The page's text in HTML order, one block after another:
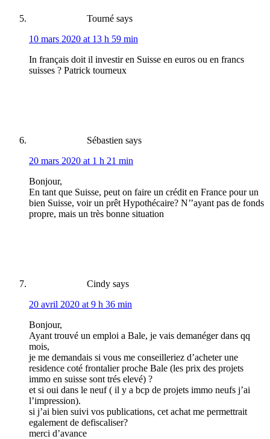
Tourné says
10 mars 2020 at 13 h 59 min
In français doit il investir en Suisse en euros ou en francs
suisses ? Patrick tourneux
Sébastien says
20 mars 2020 at 1 h 21 min
Bonjour,
En tant que Suisse, peut on faire un crédit en France pour un
bien Suisse, voir un prêt Hypothécaire? N’’ayant pas de fonds
propre, mais un très bonne situation
Cindy says
20 avril 2020 at 9 h 36 min
Bonjour,
Ayant trouvé un emploi a Bale, je vais demanéger dans qq
mois,
je me demandais si vous me conseilleriez d’acheter une
residence coté frontalier proche Bale (les prix des projets
immo en suisse sont trés elevé) ?
et si oui dans le neuf ( il y a bcp de projets immo neufs j’ai
l’impression).
si j’ai bien suivi vos publications, cet achat me permettrait
egalement de defiscaliser?
merci d’avance